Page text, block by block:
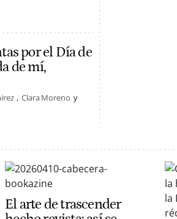
por el Día de
de mí,
Clara Moreno
El arte de trascender